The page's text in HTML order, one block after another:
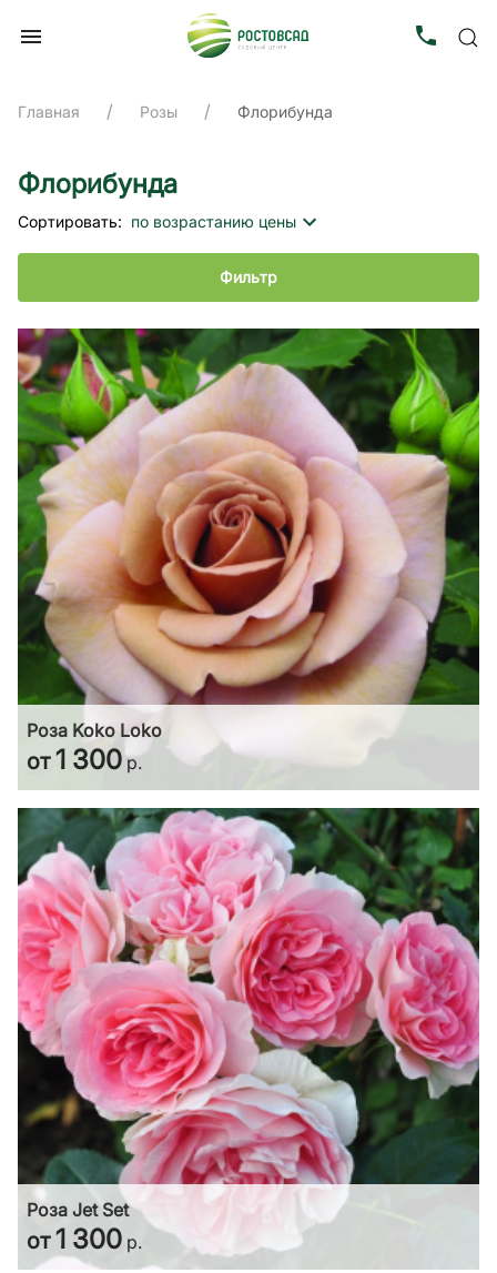
Главная Розы Флорибунда
Флорибунда
Сортировать: по возрастанию цены
Фильтр
Роза Koko Loko
от1 300 р.
Роза Jet Set
от1 300 р.